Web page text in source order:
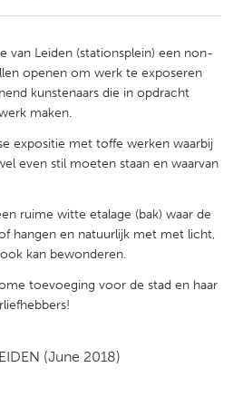
New Glasgow
Toronto
van Leiden (stationsplein) een non-
openen om werk te exposeren
kunstenaars die in opdracht
maken.
expositie met toffe werken waarbij
even stil moeten staan en waarvan
ruime witte etalage (bak) waar de
hangen en natuurlijk met met licht,
kan bewonderen.
toevoeging voor de stad en haar
(June 2018)